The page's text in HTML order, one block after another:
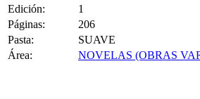
Edición:
1
Páginas:
206
Pasta:
SUAVE
Área:
NOVELAS (OBRAS